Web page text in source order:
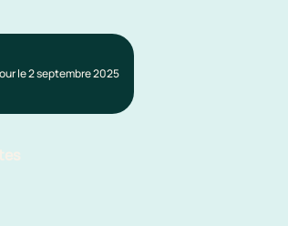
le 2 septembre 2025